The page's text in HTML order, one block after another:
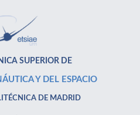
SUPERIOR DE
Y DEL ESPACIO
DE MADRID